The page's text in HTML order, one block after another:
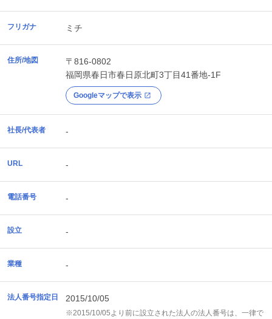
フリガナ ミチ
住所/地図
〒816-0802
福岡県春日市春日原北町3丁目41番地-1F
Googleマップで表示
社長/代表者 -
URL -
電話番号 -
設立 -
業種 -
法人番号指定日 2015/10/05
※2015/10/05より前に設立された法人の法人番号は、一律で